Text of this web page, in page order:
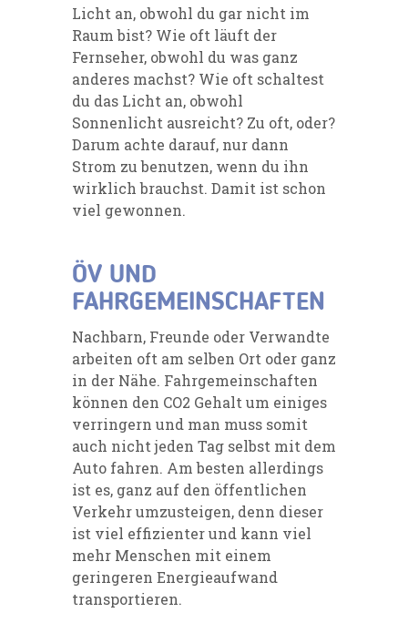
Licht an, obwohl du gar nicht im
Raum bist? Wie oft läuft der
Fernseher, obwohl du was ganz
anderes machst? Wie oft schaltest
du das Licht an, obwohl
Sonnenlicht ausreicht? Zu oft, oder?
Darum achte darauf, nur dann
Strom zu benutzen, wenn du ihn
wirklich brauchst. Damit ist schon
viel gewonnen.
ÖV UND
FAHRGEMEINSCHAFTEN
Nachbarn, Freunde oder Verwandte
arbeiten oft am selben Ort oder ganz
in der Nähe. Fahrgemeinschaften
können den CO2 Gehalt um einiges
verringern und man muss somit
auch nicht jeden Tag selbst mit dem
Auto fahren. Am besten allerdings
ist es, ganz auf den öffentlichen
Verkehr umzusteigen, denn dieser
ist viel effizienter und kann viel
mehr Menschen mit einem
geringeren Energieaufwand
transportieren.